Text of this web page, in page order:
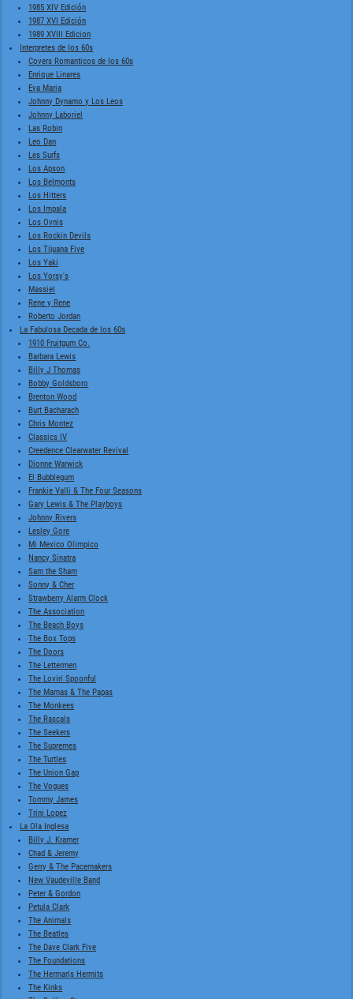
1985 XIV Edición
1987 XVI Edición
1989 XVIII Edicion
Interpretes de los 60s
Covers Romanticos de los 60s
Enrique Linares
Eva Maria
Johnny Dynamo y Los Leos
Johnny Laboriel
Las Robin
Leo Dan
Les Surfs
Los Apson
Los Belmonts
Los Hitters
Los Impala
Los Ovnis
Los Rockin Devils
Los Tijuana Five
Los Yaki
Los Yorsy's
Massiel
Rene y Rene
Roberto Jordan
La Fabulosa Decada de los 60s
1910 Fruitgum Co.
Barbara Lewis
Billy J Thomas
Bobby Goldsboro
Brenton Wood
Burt Bacharach
Chris Montez
Classics IV
Creedence Clearwater Revival
Dionne Warwick
El Bubblegum
Frankie Valli & The Four Seasons
Gary Lewis & The Playboys
Johnny Rivers
Lesley Gore
Mi Mexico Olimpico
Nancy Sinatra
Sam the Sham
Sonny & Cher
Strawberry Alarm Clock
The Association
The Beach Boys
The Box Tops
The Doors
The Lettermen
The Lovin' Spoonful
The Mamas & The Papas
The Monkees
The Rascals
The Seekers
The Supremes
The Turtles
The Union Gap
The Vogues
Tommy James
Trini Lopez
La Ola Inglesa
Billy J. Kramer
Chad & Jeremy
Gerry & The Pacemakers
New Vaudeville Band
Peter & Gordon
Petula Clark
The Animals
The Beatles
The Dave Clark Five
The Foundations
The Herman's Hermits
The Kinks